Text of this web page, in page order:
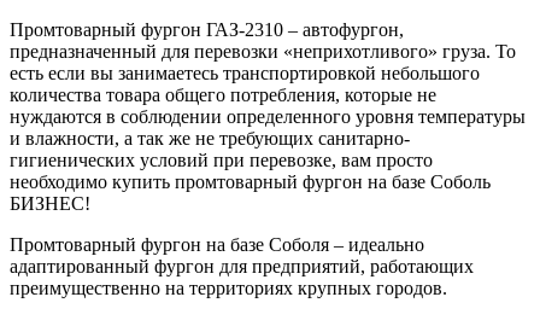
Промтоварный фургон ГАЗ-2310 – автофургон,
предназначенный для перевозки «неприхотливого» груза. То
есть если вы занимаетесь транспортировкой небольшого
количества товара общего потребления, которые не
нуждаются в соблюдении определенного уровня температуры
и влажности, а так же не требующих санитарно-
гигиенических условий при перевозке, вам просто
необходимо купить промтоварный фургон на базе Соболь
БИЗНЕС!
Промтоварный фургон на базе Соболя – идеально
адаптированный фургон для предприятий, работающих
преимущественно на территориях крупных городов.